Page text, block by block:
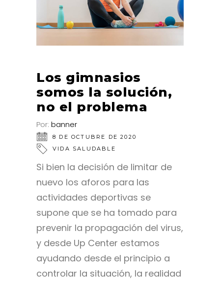
Los gimnasios
somos la solución,
no el problema
Por: banner
8 DE OCTUBRE DE 2020
VIDA SALUDABLE
Si bien la decisión de limitar de
nuevo los aforos para las
actividades deportivas se
supone que se ha tomado para
prevenir la propagación del virus,
y desde Up Center estamos
ayudando desde el principio a
controlar la situación, la realidad